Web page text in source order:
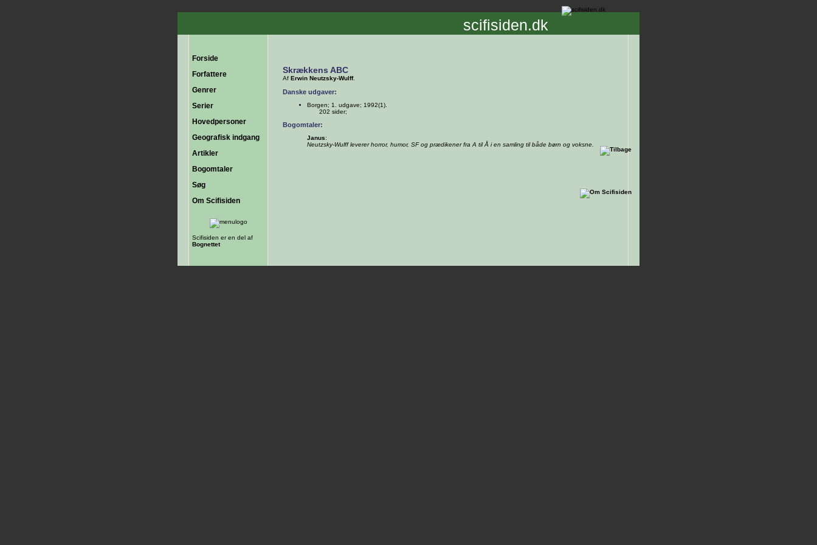
Forside
Forfattere
Genrer
Serier
Hovedpersoner
Geografisk indgang
Artikler
Bogomtaler
Søg
Om Scifisiden
Scifisiden er en del af
Bognettet
Skrækkens ABC
Af Erwin Neutzsky-Wulff.
Danske udgaver:
Borgen; 1. udgave; 1992(1).
202 sider;
Bogomtaler:
Janus:
Neutzsky-Wulff leverer horror, humor, SF og prædikener fra A til Å i en samling til både børn og voksne.
scifisiden.dk